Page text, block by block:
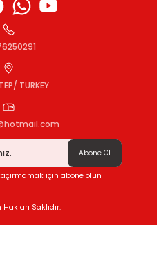
TURKEY
Abone Ol
için abone olun
Saklıdır.